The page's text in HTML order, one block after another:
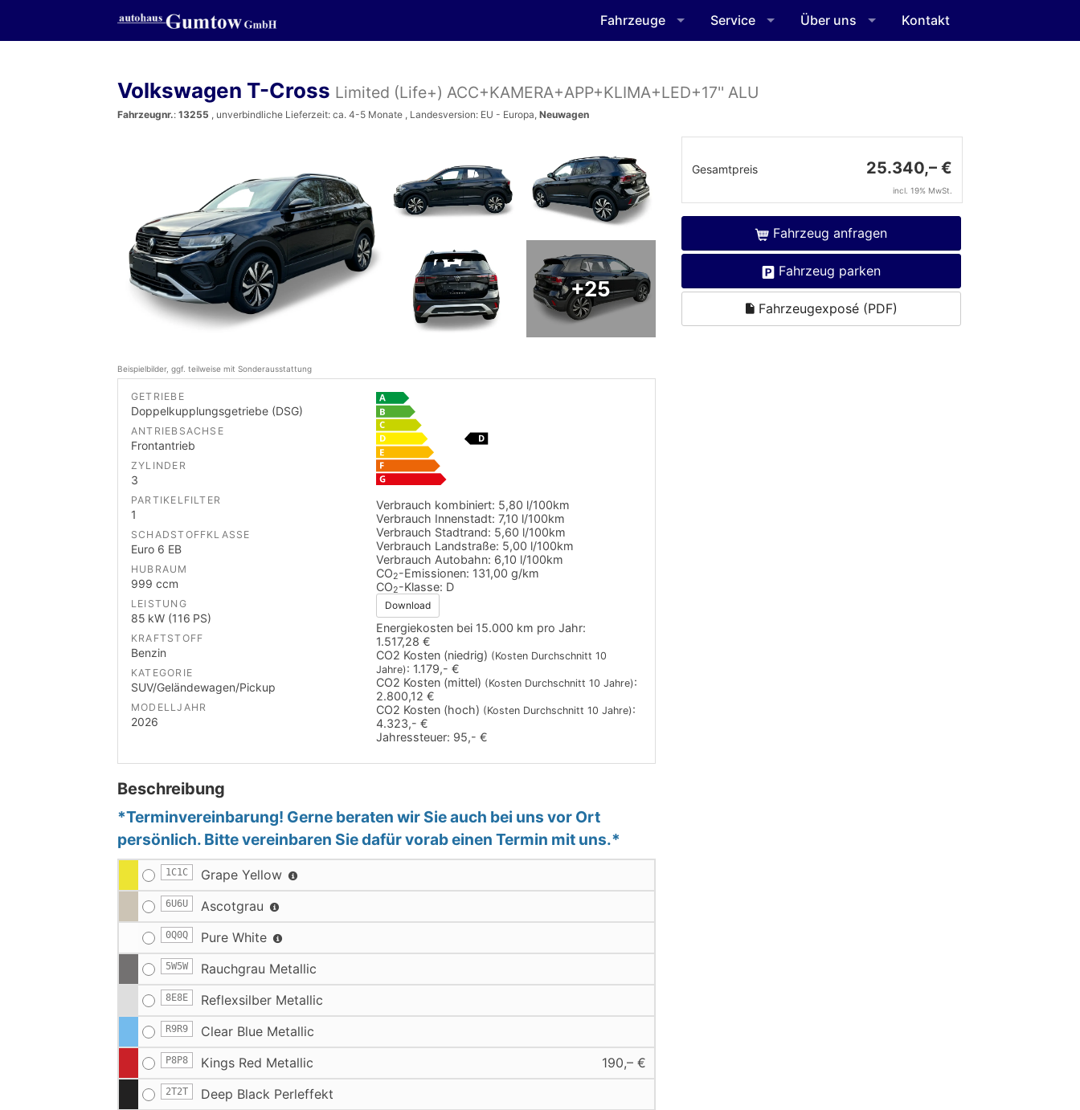
Fahrzeuge Service Über uns Kontakt
Volkswagen T-Cross Limited (Life+) ACC+KAMERA+APP+KLIMA+LED+17'' ALU
Fahrzeugnr.: 13255 , unverbindliche Lieferzeit: ca. 4-5 Monate , Landesversion: EU - Europa, Neuwagen
Gesamtpreis 25.340,– €
incl. 19% MwSt.
Fahrzeug anfragen
Fahrzeug parken
Fahrzeugexposé (PDF)
+25
Beispielbilder, ggf. teilweise mit Sonderausstattung
GETRIEBE
Doppelkupplungsgetriebe (DSG)
ANTRIEBSACHSE
Frontantrieb
ZYLINDER
3
PARTIKELFILTER
1
SCHADSTOFFKLASSE
Euro 6 EB
HUBRAUM
999 ccm
LEISTUNG
85 kW (116 PS)
KRAFTSTOFF
Benzin
KATEGORIE
SUV/Geländewagen/Pickup
MODELLJAHR
2026
Verbrauch kombiniert: 5,80 l/100km
Verbrauch Innenstadt: 7,10 l/100km
Verbrauch Stadtrand: 5,60 l/100km
Verbrauch Landstraße: 5,00 l/100km
Verbrauch Autobahn: 6,10 l/100km
CO2-Emissionen: 131,00 g/km
CO2-Klasse: D
Download
Energiekosten bei 15.000 km pro Jahr:
1.517,28 €
CO2 Kosten (niedrig) (Kosten Durchschnitt 10
Jahre): 1.179,- €
CO2 Kosten (mittel) (Kosten Durchschnitt 10 Jahre):
2.800,12 €
CO2 Kosten (hoch) (Kosten Durchschnitt 10 Jahre):
4.323,- €
Jahressteuer: 95,- €
Beschreibung
*Terminvereinbarung! Gerne beraten wir Sie auch bei uns vor Ort
persönlich. Bitte vereinbaren Sie dafür vorab einen Termin mit uns.*
1C1C Grape Yellow
6U6U Ascotgrau
0Q0Q Pure White
5W5W Rauchgrau Metallic
8E8E Reflexsilber Metallic
R9R9 Clear Blue Metallic
P8P8 Kings Red Metallic 190,– €
2T2T Deep Black Perleffekt